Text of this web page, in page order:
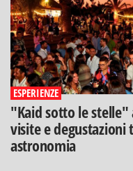
ESPERIENZE
"Kaid sotto le stelle"
visite e degustazioni
astronomia